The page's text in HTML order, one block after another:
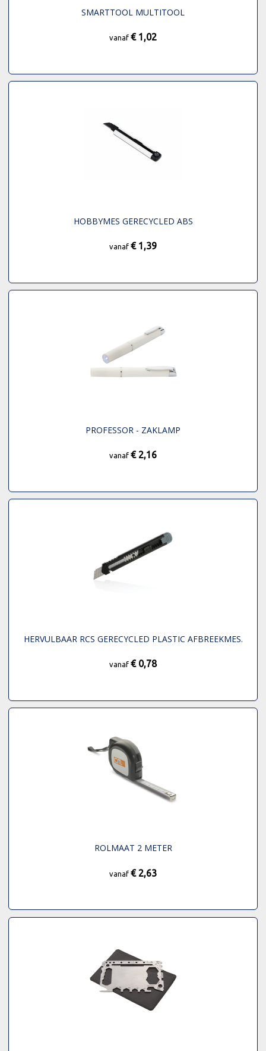
SMARTTOOL MULTITOOL
vanaf € 1,02
HOBBYMES GERECYCLED ABS
vanaf € 1,39
PROFESSOR - ZAKLAMP
vanaf € 2,16
HERVULBAAR RCS GERECYCLED PLASTIC AFBREEKMES.
vanaf € 0,78
ROLMAAT 2 METER
vanaf € 2,63